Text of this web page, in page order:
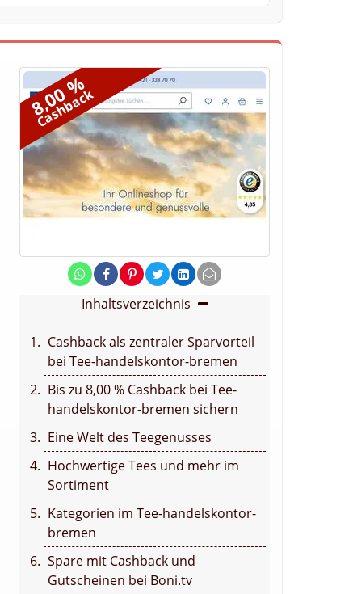
8,00 %
Cashback
Inhaltsverzeichnis
Cashback als zentraler Sparvorteil
bei Tee-handelskontor-bremen
Bis zu 8,00 % Cashback bei Tee-
handelskontor-bremen sichern
Eine Welt des Teegenusses
Hochwertige Tees und mehr im
Sortiment
Kategorien im Tee-handelskontor-
bremen
Spare mit Cashback und
Gutscheinen bei Boni.tv